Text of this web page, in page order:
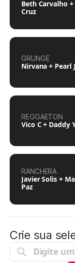
Beth Carvalho
Cruz
GRUNGE
Nirvana + Pearl
REGGAETON
Vico C + Daddy
RANCHERA
Javier Solis +
Paz
Crie sua